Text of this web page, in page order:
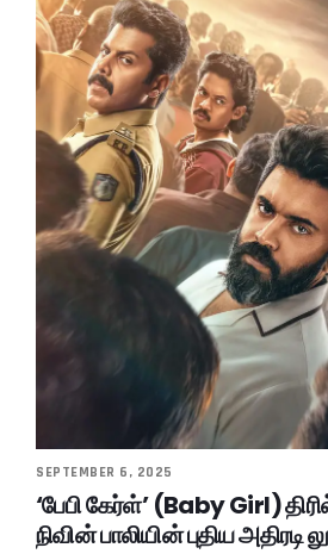
SEPTEMBER 6, 2025
‘பேபி கேர்ள்’ (Baby Girl)
நிவின் பாலியின் புதிய அதிரடி